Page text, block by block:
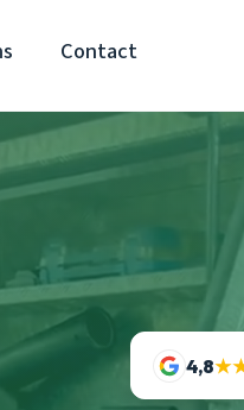
Contact
4,8